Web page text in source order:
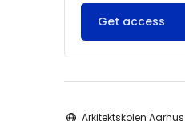
Get access
Arkitektskolen Aarhus